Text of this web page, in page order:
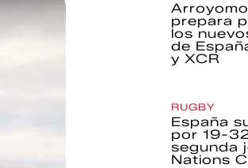
prepara
los
de
y XCR
RUGBY
España
por 19-
segunda
Nations